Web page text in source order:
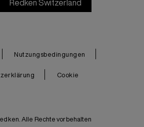
Redken Switzerland
Nutzungsbedingungen
Cookie
Alle Rechte vorbehalten